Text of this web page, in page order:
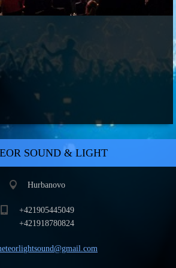
SOUND & LIGHT
Hurbanovo
+421905445049
+421918780824
ghtsound@gmail.com